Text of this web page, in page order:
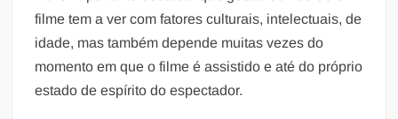
filme tem a ver com fatores culturais, intelectuais, de
idade, mas também depende muitas vezes do
momento em que o filme é assistido e até do próprio
estado de espírito do espectador.